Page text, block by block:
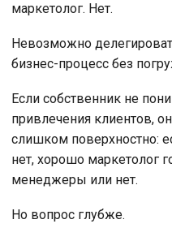
маркетолог. Нет.
Невозможно
бизнес-процесс без
Если собственник не
привлечения клиентов,
слишком поверхностно:
нет, хорошо маркетолог
менеджеры или нет.
Но вопрос глубже.